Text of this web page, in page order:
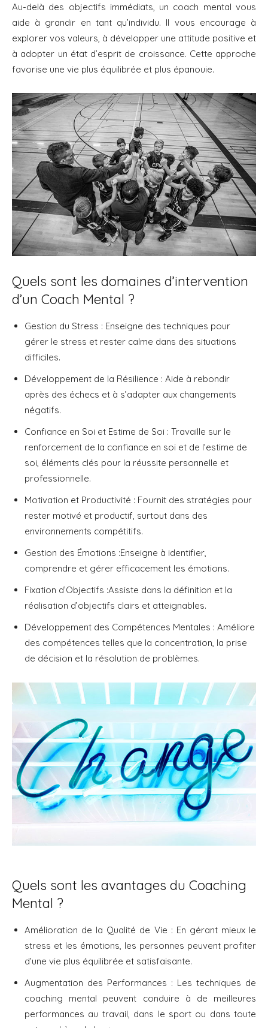
Au-delà des objectifs immédiats, un coach mental vous
aide à grandir en tant qu’individu. Il vous encourage à
explorer vos valeurs, à développer une attitude positive et
à adopter un état d’esprit de croissance. Cette approche
favorise une vie plus équilibrée et plus épanouie.
Quels sont les domaines d’intervention
d’un Coach Mental ?
Gestion du Stress : Enseigne des techniques pour
gérer le stress et rester calme dans des situations
difficiles.
Développement de la Résilience : Aide à rebondir
après des échecs et à s’adapter aux changements
négatifs.
Confiance en Soi et Estime de Soi : Travaille sur le
renforcement de la confiance en soi et de l’estime de
soi, éléments clés pour la réussite personnelle et
professionnelle.
Motivation et Productivité : Fournit des stratégies pour
rester motivé et productif, surtout dans des
environnements compétitifs.
Gestion des Émotions :Enseigne à identifier,
comprendre et gérer efficacement les émotions.
Fixation d’Objectifs :Assiste dans la définition et la
réalisation d’objectifs clairs et atteignables.
Développement des Compétences Mentales : Améliore
des compétences telles que la concentration, la prise
de décision et la résolution de problèmes.
Quels sont les avantages du Coaching
Mental ?
Amélioration de la Qualité de Vie : En gérant mieux le
stress et les émotions, les personnes peuvent profiter
d’une vie plus équilibrée et satisfaisante.
Augmentation des Performances : Les techniques de
coaching mental peuvent conduire à de meilleures
performances au travail, dans le sport ou dans toute